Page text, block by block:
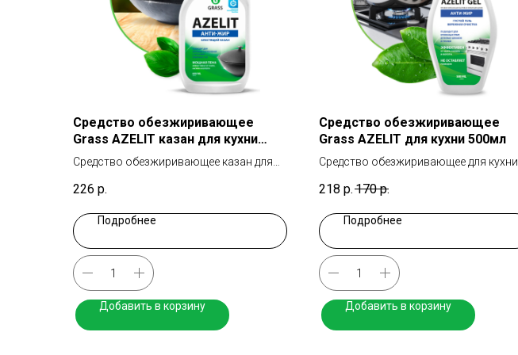
Средство обезжиривающее
Grass AZELIT казан для кухни
600мл
Средство обезжиривающее казан для
226 р.
Подробнее
Добавить в корзину
Средство обезжиривающее
Grass AZELIT для кухни 500мл
Средство обезжиривающее для кухни
218 р. 170 р.
Подробнее
Добавить в корзину